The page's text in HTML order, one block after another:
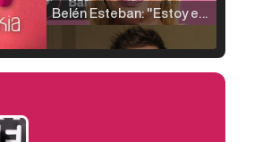
Belén Esteban: "Estoy emocionada, muy contenta y muy feliz por llegar a RTVE"